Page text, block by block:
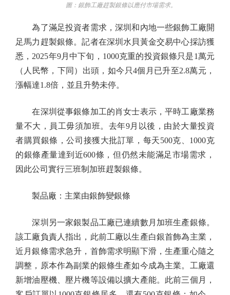
圖：銀飾工廠趕製銀條以應付市場需求。
為了滿足投資者需求，深圳和內地一些銀飾工廠開
足馬力趕製銀條。記者在深圳水貝黃金交易中心採訪獲
悉，2025年9月中下旬，1000克重的投資銀條只是1萬元
（人民幣，下同）出頭，如今只4個月已升至2.8萬元，
漲幅達1.8倍，並且升勢未停。
在深圳從事銀條加工的肖女士表示，平時工廠業務
量不大，員工毋須加班。去年9月以後，由於大量投資
者購買銀條，公司接獲大批訂單，每天500克、1000克
的銀條產量達到近600條，但仍然未能滿足市場需求，
因此公司實行三班制加班趕製銀條。
製品廠：主業由銀飾變銀條
深圳另一家銀製品工廠已連續數月加班生產銀條。
該工廠負責人指出，此前工廠以生產白銀首飾為主業，
近月銀條需求急升，首飾需求明顯下滑，生產重心隨之
調整，原本作為副業的銀條生產如今成為主業。工廠還
新增油壓機、壓片機等設備以擴大產能。此前三個月，